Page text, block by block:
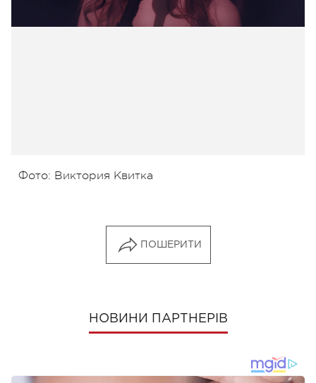
Фото: Виктория Квитка
ПОШЕРИТИ
НОВИНИ ПАРТНЕРІВ